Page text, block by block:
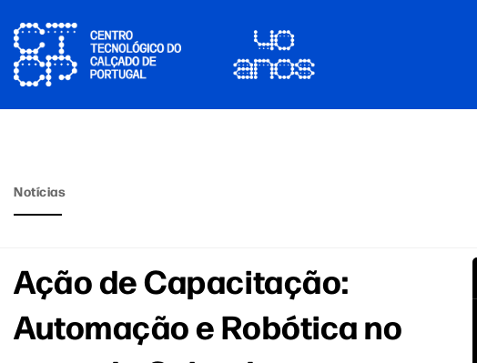
Notícias
Ação de Capacitação:
Automação e Robótica no